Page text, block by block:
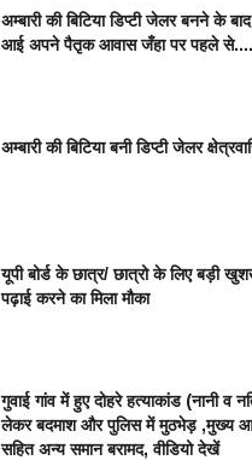
अम्बारी की बिटिया डिप्टी जेलर बनने के
आई अपने पैतृक आवास जँहा पर पहले से....
अम्बारी की बिटिया बनी डिप्टी जेलर
यूपी बोर्ड के छात्र/ छात्रो के लिए बड़ी
पढ़ाई करने का मिला मौका
गुवाई गांव में हुए दोहरे हत्याकांड (नानी व
लेकर बदमाश और पुलिस में मुठभेड़ ,मुख्य
सहित अन्य समान बरामद, वीडियो देखें